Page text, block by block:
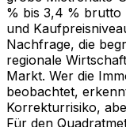
% bis 3,4 % brutto
und
Nachfrage, die
regionale
Markt. Wer die
beobachtet,
Korrekturrisiko,
Für den